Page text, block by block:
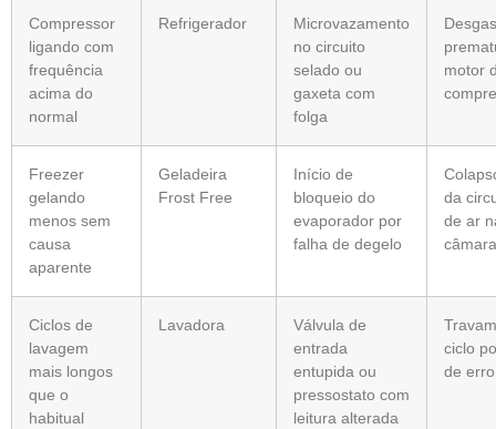
Compressor
ligando com
frequência
acima do
normal
Refrigerador
Microvazamento
no circuito
selado ou
gaxeta com
folga
motor
Freezer
gelando
menos sem
causa
aparente
Geladeira
Frost Free
Início de
bloqueio do
evaporador por
falha de degelo
da
de ar
Ciclos de
lavagem
mais longos
que o
habitual
Lavadora
Válvula de
entrada
entupida ou
pressostato com
leitura alterada
ciclo
de erro